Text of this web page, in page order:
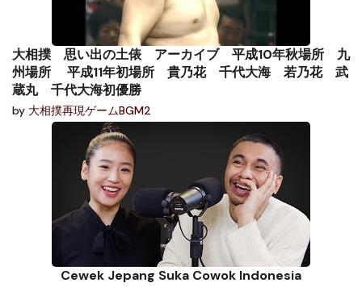
大相撲 思い出の土俵 アーカイブ 平成10年秋場所 九
州場所 平成11年初場所 貴乃花 千代大海 若乃花 武
蔵丸 千代大海初優勝
by 大相撲再現ゲームBGM2
Cewek Jepang Suka Cowok Indonesia